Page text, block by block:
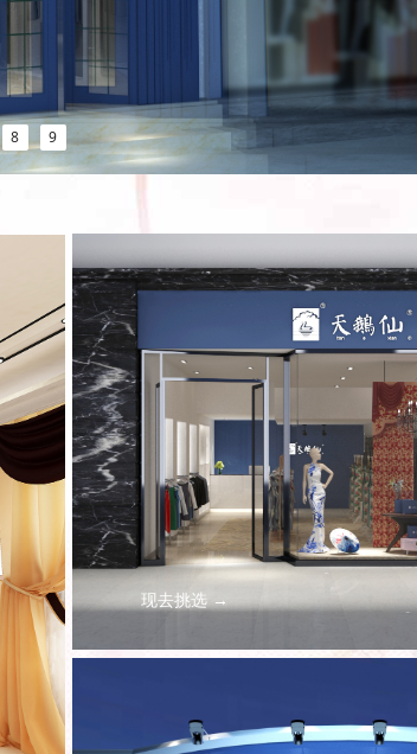
8 9
现去挑选 →